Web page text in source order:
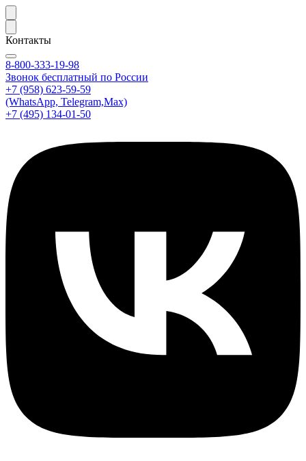
Контакты
8-800-333-19-98
Звонок бесплатный по России
+7 (958) 623-59-59
(WhatsApp, Telegram,Max)
+7 (495) 134-01-50